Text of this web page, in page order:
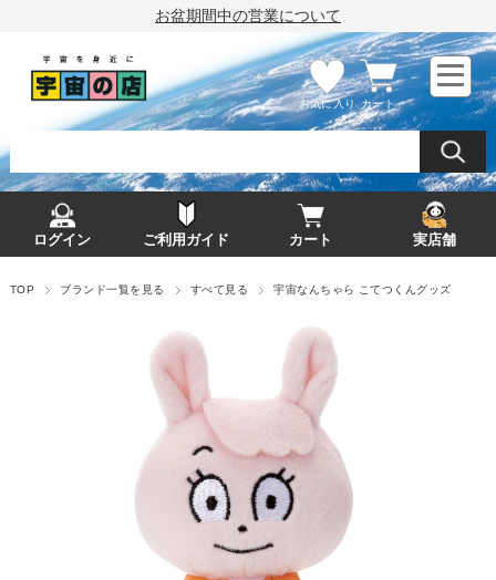
お盆期間中の営業について
お気に入り カート
ログイン ご利用ガイド カート 実店舗
TOP ブランド一覧を見る すべて見る 宇宙なんちゃら こてつくんグッズ